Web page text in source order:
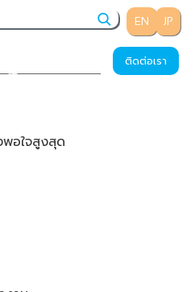
EN JP
ติดต่อเรา
พอใจสูงสุด